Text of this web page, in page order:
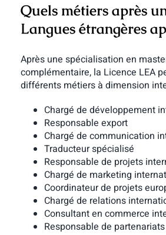
Quels métiers après
Langues étrangères
Après une spécialisation en
complémentaire, la Licence LEA
différents métiers à dimension
Chargé de développement
Responsable export
Chargé de communication
Traducteur spécialisé
Responsable de projets
Chargé de marketing
Coordinateur de projets
Chargé de relations
Consultant en commerce
Responsable de